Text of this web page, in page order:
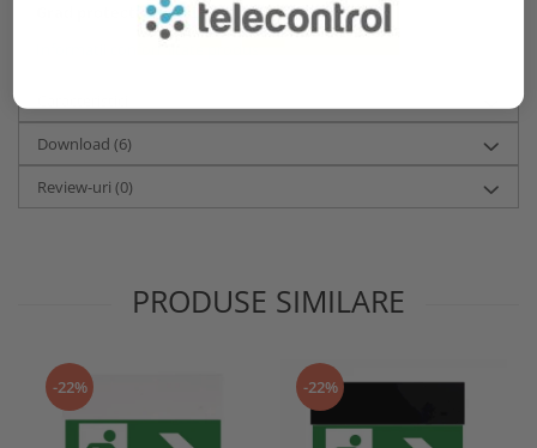
Grad protectie IP:IP20
Download (6)
Review-uri (0)
PRODUSE SIMILARE
-22% -22%